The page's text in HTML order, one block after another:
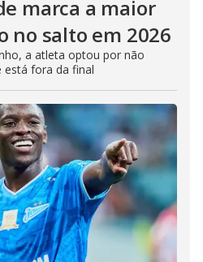
marca a maior
no salto em 2026
a atleta optou por não
está fora da final